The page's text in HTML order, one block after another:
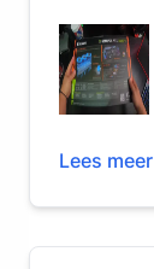
Lees meer